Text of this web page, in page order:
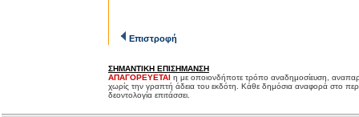
Επιστροφή
ΣΗΜΑΝΤΙΚΗ ΕΠΙΣΗΜΑΝΣΗ
ΑΠΑΓΟΡΕΥΕΤΑΙ η με οποιονδήποτε τρόπο αναδημοσίευση,
χωρίς την γραπτή άδεια του εκδότη. Κάθε δημόσια αναφορά στο
δεοντολογία επιτάσσει.